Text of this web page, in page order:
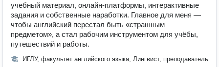
учебный материал, онлайн-платформы, интерактивные
задания и собственные наработки. Главное для меня —
чтобы английский перестал быть «страшным
предметом», а стал рабочим инструментом для учёбы,
путешествий и работы.
ИГЛУ, факультет английского языка, Лингвист, преподаватель